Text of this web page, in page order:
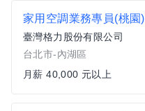
家用空調業務專員(桃園)
臺灣格力股份有限公司
台北市-內湖區
月薪 40,000 元以上